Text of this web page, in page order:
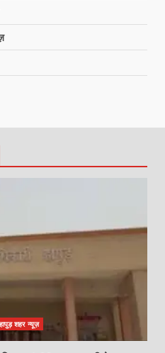
शहर न्यूज़